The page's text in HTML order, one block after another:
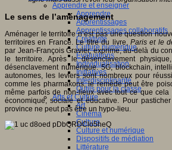
Apprendre et enseigner
Apprendre
Apprentissages
Apprentissages collaboratifs
Créativité
Culture numérique
Evaluations
Individualisation
Initiatives
Interdisciplinarité
Outils pour la classe
Arts et Culture
Art
Cinéma
Culture
Culture et numérique
Dispositifs de médiation
Littérature
Le sens de l’aménagement
Aménager le territoire n’est pas une question
territoires en France. Le titre du livre, Paris et le
par Jean-François Gravier, exprime, au-delà du
le territoire. Après le désenclavement
désenclavement numérique. 5G, blockchain,
autonomes, les leviers sont nombreux pour
comme les pharmakons, le remède peut être
même parfois de non-lieux avec tout ce que
économique, sociale et éducative. Pour
province ne peut pas être un hypo-lieu.